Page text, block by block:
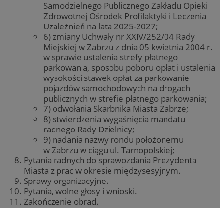
Samodzielnego Publicznego Zakładu Opieki
Zdrowotnej Ośrodek Profilaktyki i Leczenia
Uzależnień na lata 2025-2027;
6) zmiany Uchwały nr XXIV/252/04 Rady
Miejskiej w Zabrzu z dnia 05 kwietnia 2004 r.
w sprawie ustalenia strefy płatnego
parkowania, sposobu poboru opłat i ustalenia
wysokości stawek opłat za parkowanie
pojazdów samochodowych na drogach
publicznych w strefie płatnego parkowania;
7) odwołania Skarbnika Miasta Zabrze;
8) stwierdzenia wygaśnięcia mandatu
radnego Rady Dzielnicy;
9) nadania nazwy rondu położonemu
w Zabrzu w ciągu ul. Tarnopolskiej;
Pytania radnych do sprawozdania Prezydenta
Miasta z prac w okresie międzysesyjnym.
Sprawy organizacyjne.
Pytania, wolne głosy i wnioski.
Zakończenie obrad.